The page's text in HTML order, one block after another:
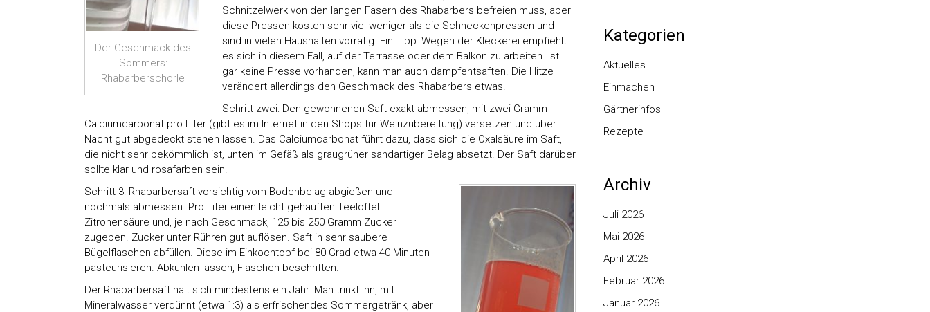
Der Geschmack des
Sommers:
Rhabarberschorle
Schnitzelwerk von den langen Fasern des Rhabarbers befreien muss, aber
diese Pressen kosten sehr viel weniger als die Schneckenpressen und
sind in vielen Haushalten vorrätig. Ein Tipp: Wegen der Kleckerei empfiehlt
es sich in diesem Fall, auf der Terrasse oder dem Balkon zu arbeiten. Ist
gar keine Presse vorhanden, kann man auch dampfentsaften. Die Hitze
verändert allerdings den Geschmack des Rhabarbers etwas.
Schritt zwei: Den gewonnenen Saft exakt abmessen, mit zwei Gramm
Calciumcarbonat pro Liter (gibt es im Internet in den Shops für Weinzubereitung) versetzen und über
Nacht gut abgedeckt stehen lassen. Das Calciumcarbonat führt dazu, dass sich die Oxalsäure im Saft,
die nicht sehr bekömmlich ist, unten im Gefäß als graugrüner sandartiger Belag absetzt. Der Saft darüber
sollte klar und rosafarben sein.
Schritt 3: Rhabarbersaft vorsichtig vom Bodenbelag abgießen und
nochmals abmessen. Pro Liter einen leicht gehäuften Teelöffel
Zitronensäure und, je nach Geschmack, 125 bis 250 Gramm Zucker
zugeben. Zucker unter Rühren gut auflösen. Saft in sehr saubere
Bügelflaschen abfüllen. Diese im Einkochtopf bei 80 Grad etwa 40 Minuten
pasteurisieren. Abkühlen lassen, Flaschen beschriften.
Der Rhabarbersaft hält sich mindestens ein Jahr. Man trinkt ihn, mit
Mineralwasser verdünnt (etwa 1:3) als erfrischendes Sommergetränk, aber
Kategorien
Aktuelles
Einmachen
Gärtnerinfos
Rezepte
Archiv
Juli 2026
Mai 2026
April 2026
Februar 2026
Januar 2026